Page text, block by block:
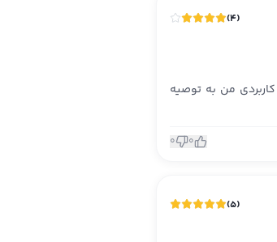
(
4
)
من به توصیه
0
0
(
5
)